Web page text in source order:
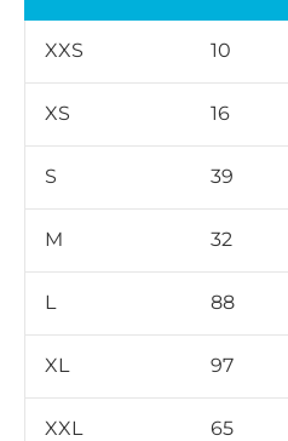
XXS 10
XS 16
S 39
M 32
L 88
XL 97
XXL 65